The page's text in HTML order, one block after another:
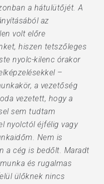
a hátulütőjét. A
az
volt előre
hiszen tetszőleges
nyolc-kilenc órakor
–
a vezetőség
vezetett, hogy a
sem tudtam
nyolctól éjfélig vagy
Nem is
a cég is bedőlt. Maradt
és rugalmas
ülőknek nincs